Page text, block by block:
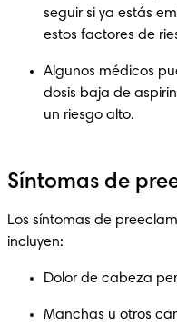
seguir si ya estás
estos factores de
Algunos médicos
dosis baja de
un riesgo alto.
Síntomas de
Los síntomas de
incluyen:
Dolor de cabeza
Manchas u otros